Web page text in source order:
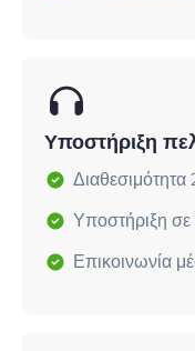
Υποστήριξη
Υποστήριξη
Επικοινωνία